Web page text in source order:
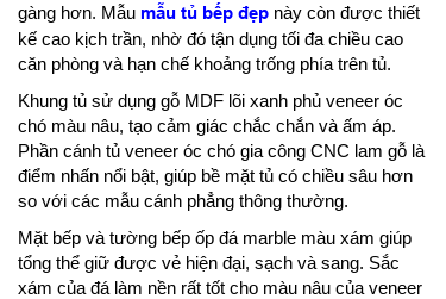
gàng hơn. Mẫu mẫu tủ bếp đẹp này còn được thiết
kế cao kịch trần, nhờ đó tận dụng tối đa chiều cao
căn phòng và hạn chế khoảng trống phía trên tủ.
Khung tủ sử dụng gỗ MDF lõi xanh phủ veneer óc
chó màu nâu, tạo cảm giác chắc chắn và ấm áp.
Phần cánh tủ veneer óc chó gia công CNC lam gỗ là
điểm nhấn nổi bật, giúp bề mặt tủ có chiều sâu hơn
so với các mẫu cánh phẳng thông thường.
Mặt bếp và tường bếp ốp đá marble màu xám giúp
tổng thể giữ được vẻ hiện đại, sạch và sang. Sắc
xám của đá làm nền rất tốt cho màu nâu của veneer